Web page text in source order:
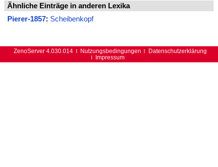
Ähnliche Einträge in anderen Lexika
Pierer-1857: Scheibenkopf
ZenoServer 4.030.014 Nutzungsbedingungen
Datenschutzerklärung
Impressum